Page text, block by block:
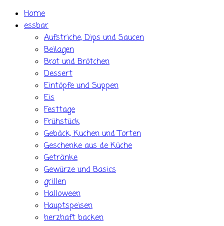
Home
essbar
Aufstriche, Dips und Saucen
Beilagen
Brot und Brötchen
Dessert
Eintöpfe und Suppen
Eis
Festtage
Frühstück
Gebäck, Kuchen und Torten
Geschenke aus de Küche
Getränke
Gewürze und Basics
grillen
Halloween
Hauptspeisen
herzhaft backen